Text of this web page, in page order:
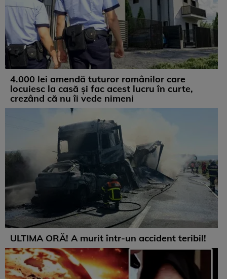
4.000 lei amendă tuturor românilor care
locuiesc la casă și fac acest lucru în curte,
crezând că nu îi vede nimeni
ULTIMA ORĂ! A murit într-un accident teribil!